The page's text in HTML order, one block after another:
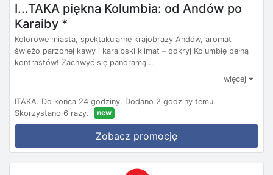
I...TAKA piękna Kolumbia: od Andów po
Karaiby *
Kolorowe miasta, spektakularne krajobrazy Andów, aromat
świeżo parzonej kawy i karaibski klimat – odkryj Kolumbię pełną
kontrastów! Zachwyć się panoramą...
więcej
ITAKA. Do końca 24 godziny. Dodano 2 godziny temu.
Skorzystano 6 razy.
new
Zobacz promocję